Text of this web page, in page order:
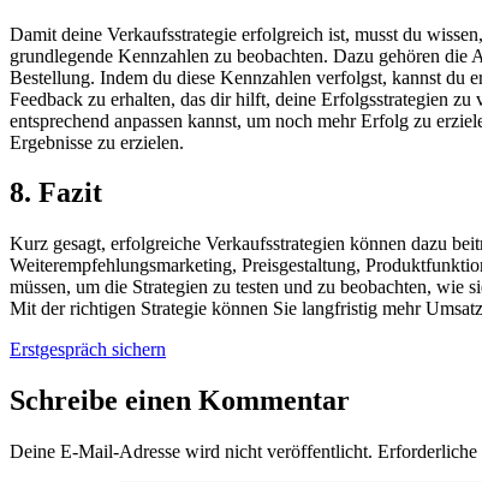
Damit deine Verkaufsstrategie erfolgreich ist, musst du
grundlegende Kennzahlen zu beobachten. Dazu gehören
Bestellung. Indem du diese Kennzahlen verfolgst, kannst du
Feedback zu erhalten, das dir hilft, deine Erfolgsstrategien
entsprechend anpassen kannst, um noch mehr Erfolg zu
Ergebnisse zu erzielen.
8. Fazit
Kurz gesagt, erfolgreiche Verkaufsstrategien können dazu
Weiterempfehlungsmarketing, Preisgestaltung,
müssen, um die Strategien zu testen und zu beobachten, wie
Mit der richtigen Strategie können Sie langfristig mehr
Erstgespräch sichern
Schreibe einen Kommentar
Deine E-Mail-Adresse wird nicht veröffentlicht. Erforderliche